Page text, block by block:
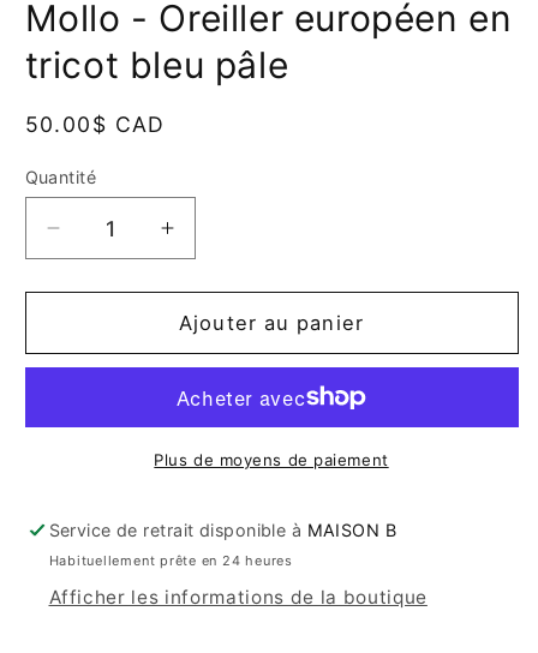
dans
une
fenêtre
modale
Mollo - Oreiller européen en
tricot bleu pâle
Prix
50.00$ CAD
Quantité
Quantité
Réduire
la
quantité
Mollo
européen
pâle
Augmenter
la
quantité
de
Mollo
Oreiller
européen
en
pâle
Ajouter au panier
Plus de moyens de paiement
Service de retrait disponible à MAISON B
Habituellement prête en 24 heures
Afficher les informations de la boutique